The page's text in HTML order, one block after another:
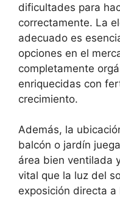
dificultades para
correctamente. La
adecuado es
opciones en el
completamente
enriquecidas con
crecimiento.
Además, la
balcón o jardín
área bien ventilada
vital que la luz del
exposición directa a